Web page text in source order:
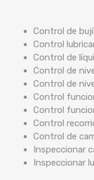
Control de
Control
Control de
Control de
Control de
Control
Control
Control
Control de
Inspeccionar
Inspeccionar